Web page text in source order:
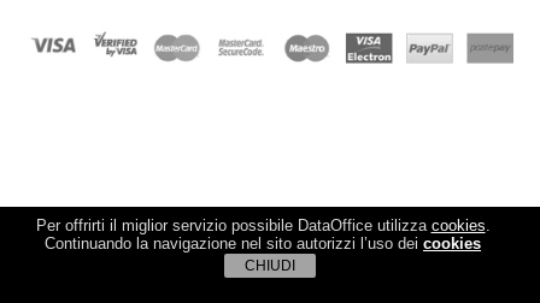
Per offrirti il miglior servizio possibile DataOffice utilizza cookies.
Continuando la navigazione nel sito autorizzi l’uso dei cookies
CHIUDI